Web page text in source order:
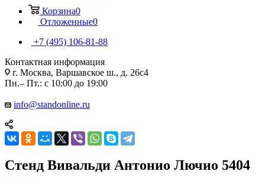
Корзина0
Отложенные0
+7 (495) 106-81-88
Контактная информация
г. Москва, Варшавское ш., д. 26с4
Пн.– Пт.: с 10:00 до 19:00
info@standonline.ru
Стенд Вивальди Антонио Лючио 5404